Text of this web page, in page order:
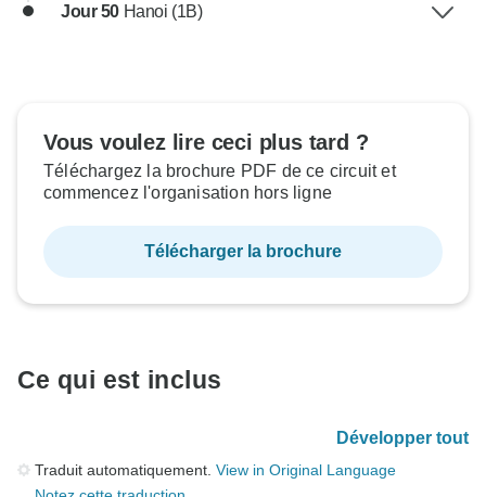
Jour 50 Hanoi (1B)
Vous voulez lire ceci plus tard ?
Téléchargez la brochure PDF de ce circuit et
commencez l'organisation hors ligne
Télécharger la brochure
Ce qui est inclus
Développer tout
Traduit automatiquement. View in Original Language